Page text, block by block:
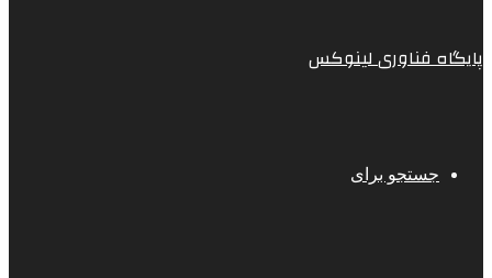
پایگاه فناوری لینوکس
جستجو برای